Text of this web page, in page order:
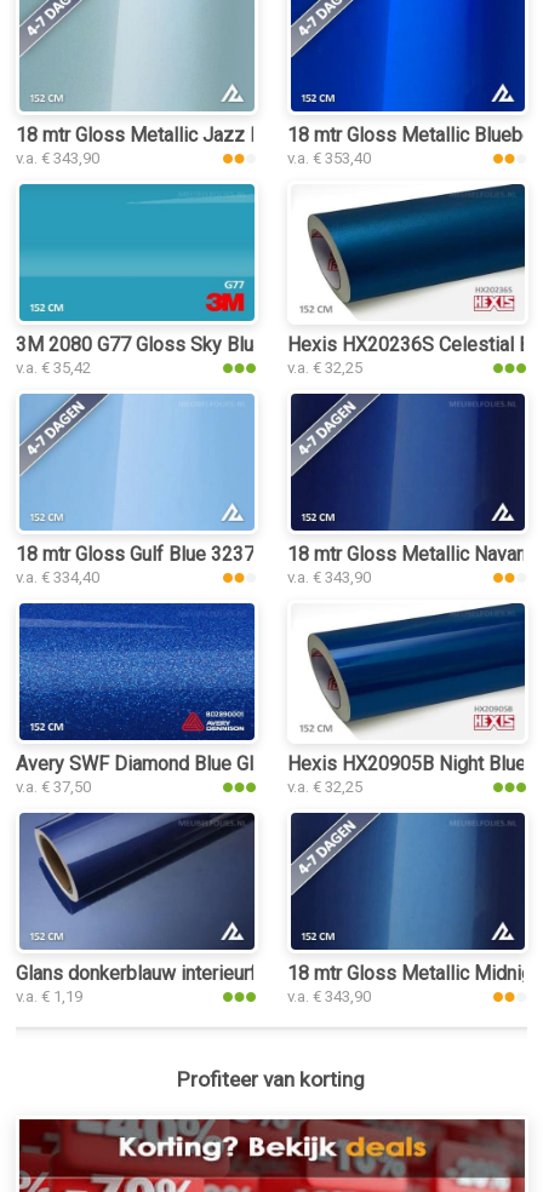
18 mtr Gloss Metallic Jazz Blue 3027 interieurfolie
v.a. € 343,90
18 mtr Gloss Metallic
v.a. € 353,40
3M 2080 G77 Gloss Sky Blue interieurfolie
v.a. € 35,42
Hexis HX20236S Celestial
v.a. € 32,25
18 mtr Gloss Gulf Blue 3237 interieurfolie
v.a. € 334,40
18 mtr Gloss Metallic
v.a. € 343,90
Avery SWF Diamond Blue Gloss interieurfolie
v.a. € 37,50
Hexis HX20905B Night Blue
v.a. € 32,25
Glans donkerblauw interieurfolie
v.a. € 1,19
18 mtr Gloss Metallic
v.a. € 343,90
Profiteer van korting